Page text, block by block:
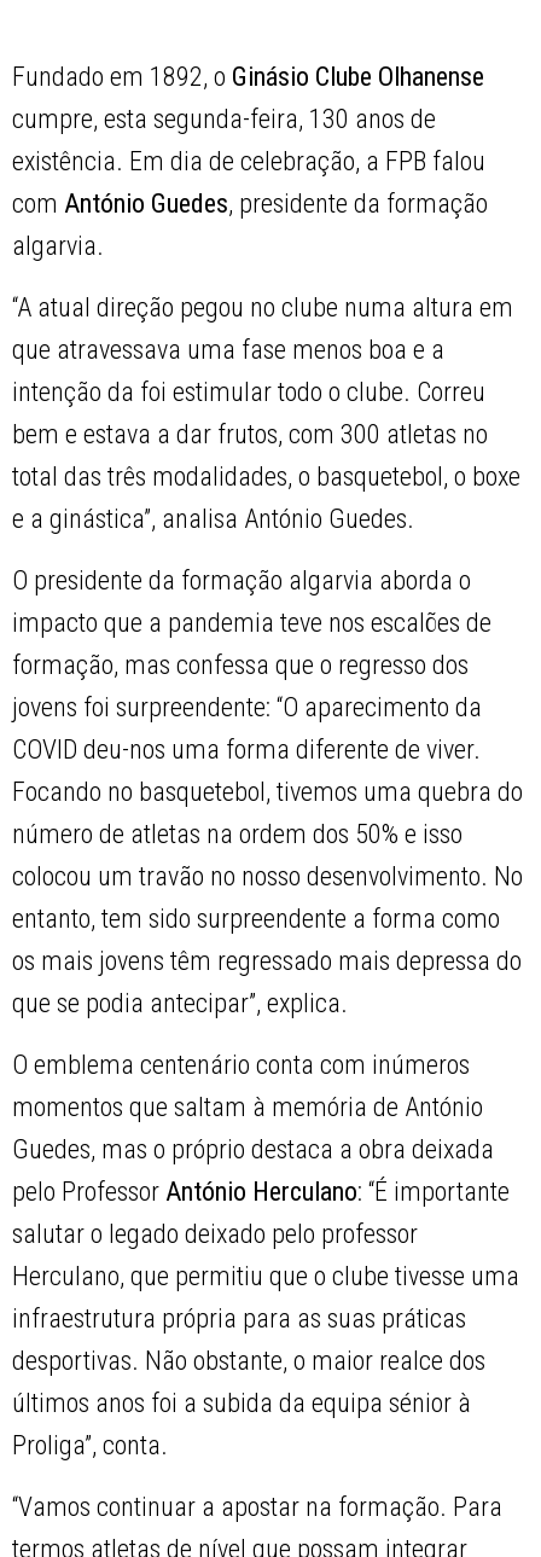
Fundado em 1892, o Ginásio Clube Olhanense
cumpre, esta segunda-feira, 130 anos de
existência. Em dia de celebração, a FPB falou
com António Guedes, presidente da formação
algarvia.
“A atual direção pegou no clube numa altura em
que atravessava uma fase menos boa e a
intenção da foi estimular todo o clube. Correu
bem e estava a dar frutos, com 300 atletas no
total das três modalidades, o basquetebol, o boxe
e a ginástica”, analisa António Guedes.
O presidente da formação algarvia aborda o
impacto que a pandemia teve nos escalões de
formação, mas confessa que o regresso dos
jovens foi surpreendente: “O aparecimento da
COVID deu-nos uma forma diferente de viver.
Focando no basquetebol, tivemos uma quebra do
número de atletas na ordem dos 50% e isso
colocou um travão no nosso desenvolvimento. No
entanto, tem sido surpreendente a forma como
os mais jovens têm regressado mais depressa do
que se podia antecipar”, explica.
O emblema centenário conta com inúmeros
momentos que saltam à memória de António
Guedes, mas o próprio destaca a obra deixada
pelo Professor António Herculano: “É importante
salutar o legado deixado pelo professor
Herculano, que permitiu que o clube tivesse uma
infraestrutura própria para as suas práticas
desportivas. Não obstante, o maior realce dos
últimos anos foi a subida da equipa sénior à
Proliga”, conta.
“Vamos continuar a apostar na formação. Para
termos atletas de nível que possam integrar